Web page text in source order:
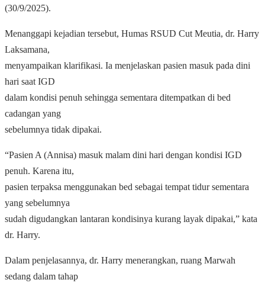
(30/9/2025).
Menanggapi kejadian tersebut, Humas RSUD Cut Meutia, dr. Harry
Laksamana,
menyampaikan klarifikasi. Ia menjelaskan pasien masuk pada dini
hari saat IGD
dalam kondisi penuh sehingga sementara ditempatkan di bed
cadangan yang
sebelumnya tidak dipakai.
“Pasien A (Annisa) masuk malam dini hari dengan kondisi IGD
penuh. Karena itu,
pasien terpaksa menggunakan bed sebagai tempat tidur sementara
yang sebelumnya
sudah digudangkan lantaran kondisinya kurang layak dipakai,” kata
dr. Harry.
Dalam penjelasannya, dr. Harry menerangkan, ruang Marwah
sedang dalam tahap